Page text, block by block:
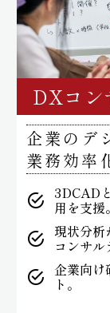
DXコン
企業のデ
業務効率
3DCAD
用を支援。
現状分析
コンサル
企業向け
ト。